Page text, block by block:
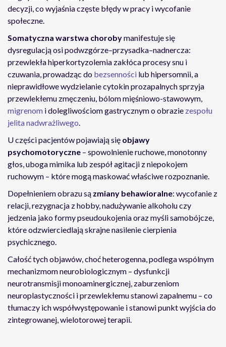
decyzji, co wyjaśnia częste błędy w pracy i wycofanie
społeczne.
Somatyczna warstwa chorobymanifestuje się
dysregulacją osi podwzgórze–przysadka–nadnercza:
przewlekła hiperkortyzolemia zakłóca procesy snu i
czuwania, prowadząc do bezsenności lub hipersomnii, a
nieprawidłowe wydzielanie cytokin prozapalnych sprzyja
przewlekłemu zmęczeniu, bólom mięśniowo-stawowym,
migrenom i dolegliwościom gastrycznym o obrazie zespołu
jelita nadwrażliwego.
U części pacjentów pojawiają się objawy
psychomotoryczne – spowolnienie ruchowe, monotonny
głos, uboga mimika lub zespół agitacji z niepokojem
ruchowym – które mogą maskować właściwe rozpoznanie.
Dopełnieniem obrazu są zmiany behawioralne: wycofanie z
relacji, rezygnacja z hobby, nadużywanie alkoholu czy
jedzenia jako formy pseudoukojenia oraz myśli samobójcze,
które odzwierciedlają skrajne nasilenie cierpienia
psychicznego.
Całość tych objawów, choć heterogenna, podlega wspólnym
mechanizmom neurobiologicznym – dysfunkcji
neurotransmisji monoaminergicznej, zaburzeniom
neuroplastyczności i przewlekłemu stanowi zapalnemu – co
tłumaczy ich współwystępowanie i stanowi punkt wyjścia do
zintegrowanej, wielotorowej terapii.